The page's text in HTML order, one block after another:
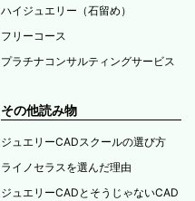
ハイジュエリー（石留め）
フリーコース
プラチナコンサルティングサービス
その他読み物
ジュエリーCADスクールの選び方
ライノセラスを選んだ理由
ジュエリーCADとそうじゃないCAD